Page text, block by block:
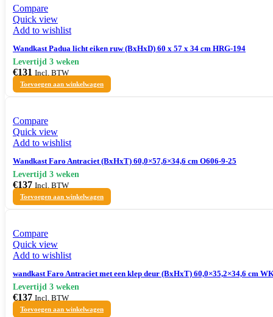
Compare
Quick view
Add to wishlist
Wandkast Padua licht eiken ruw (BxHxD) 60 x 57 x 34 cm HRG-194
€131 Incl. BTW
Toevoegen aan winkelwagen
Compare
Quick view
Add to wishlist
Wandkast Faro Antraciet (BxHxT) 60,0×57,6×34,6 cm O606-9-25
€137 Incl. BTW
Toevoegen aan winkelwagen
Compare
Quick view
Add to wishlist
wandkast Faro Antraciet met een klep deur (BxHxT) 60,0×35,2×34,6 cm
€137 Incl. BTW
Toevoegen aan winkelwagen